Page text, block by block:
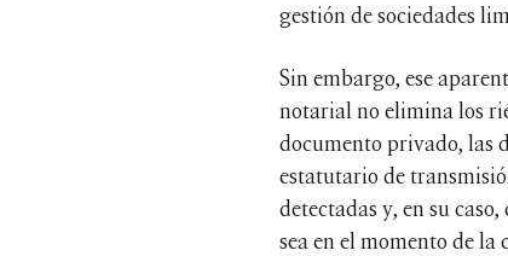
gestión de sociedades
Sin embargo, ese
notarial no elimina los
documento privado, las
estatutario de
detectadas y, en su
sea en el momento de